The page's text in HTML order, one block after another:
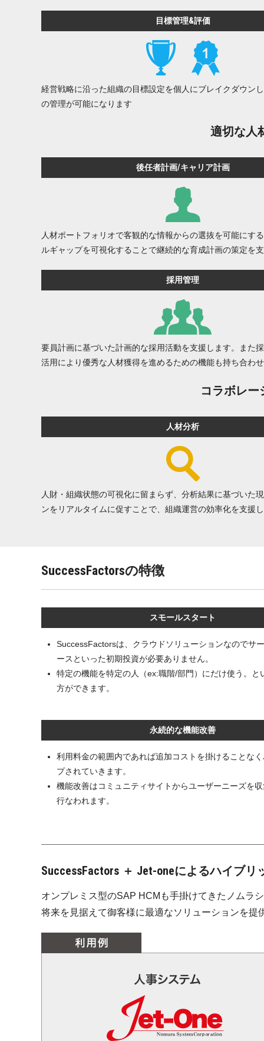
目標管理&評価
経営戦略に沿った組織の目標設定を個人にブレイクダウン
の管理が可能になります
適切な人
後任者計画/キャリア計画
人材ポートフォリオで客観的な情報からの選抜を可能にす
ルギャップを可視化することで継続的な育成計画の策定を
採用管理
要員計画に基づいた計画的な採用活動を支援します。また
活用により優秀な人材獲得を進めるための機能も持ち合わ
コラボレ
人材分析
人財・組織状態の可視化に留まらず、分析結果に基づいた
ンをリアルタイムに促すことで、組織運営の効率化を支援
SuccessFactorsの特徴
スモールスタート
SuccessFactorsは、クラウドソリューションなのでサ
ースといった初期投資が必要ありません。
特定の機能を特定の人（ex:職階/部門）にだけ使う。と
方ができます。
永続的な機能改善
利用料金の範囲内であれば追加コストを掛けることな
プされていきます。
機能改善はコミュニティサイトからユーザーニーズを
行なわれます。
SuccessFactors ＋ Jet-oneによるハイブ
オンプレミス型のSAP HCMも手掛けてきたノムラ
将来を見据えて御客様に最適なソリューションを提